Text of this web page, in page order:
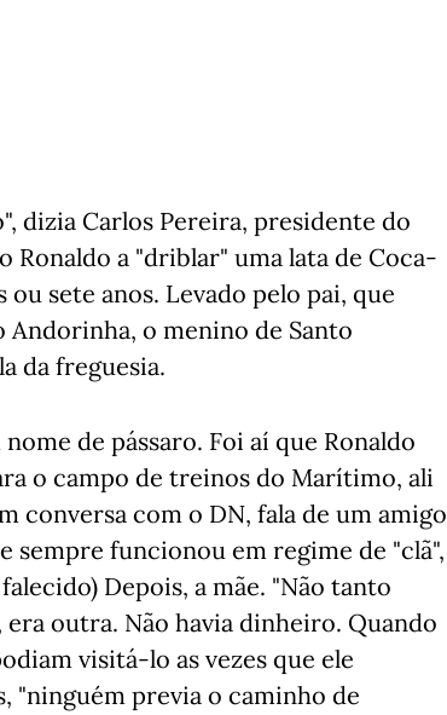
dizia Carlos Pereira, presidente do
a "driblar" uma lata de Coca-
ou sete anos. Levado pelo pai, que
Andorinha, o menino de Santo
da freguesia.
de pássaro. Foi aí que Ronaldo
o campo de treinos do Marítimo, ali
conversa com o DN, fala de um amigo
sempre funcionou em regime de "clã",
Depois, a mãe. "Não tanto
era outra. Não havia dinheiro. Quando
visitá-lo as vezes que ele
"ninguém previa o caminho de